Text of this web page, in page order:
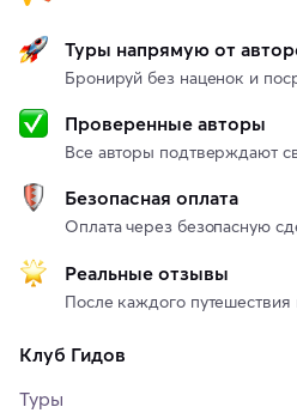
Туры напрямую от
Бронируй без наценок и
Проверенные авторы
Все авторы подтверждают
Безопасная оплата
Оплата через безопасную
Реальные отзывы
После каждого
Клуб Гидов
Туры